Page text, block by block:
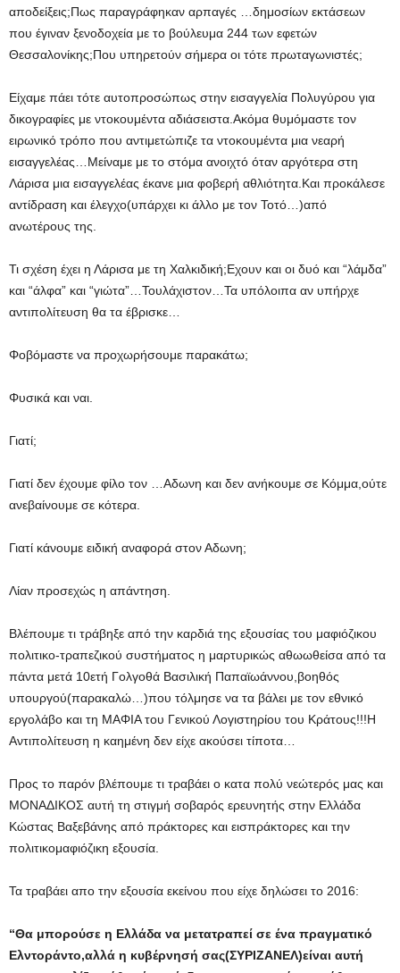
αποδείξεις;Πως παραγράφηκαν αρπαγές …δημοσίων εκτάσεων
που έγιναν ξενοδοχεία με το βούλευμα 244 των εφετών
Θεσσαλονίκης;Που υπηρετούν σήμερα οι τότε πρωταγωνιστές;
Είχαμε πάει τότε αυτοπροσώπως στην εισαγγελία Πολυγύρου για
δικογραφίες με ντοκουμέντα αδιάσειστα.Ακόμα θυμόμαστε τον
ειρωνικό τρόπο που αντιμετώπιζε τα ντοκουμέντα μια νεαρή
εισαγγελέας…Μείναμε με το στόμα ανοιχτό όταν αργότερα στη
Λάρισα μια εισαγγελέας έκανε μια φοβερή αθλιότητα.Και προκάλεσε
αντίδραση και έλεγχο(υπάρχει κι άλλο με τον Τοτό…)από
ανωτέρους της.
Τι σχέση έχει η Λάρισα με τη Χαλκιδική;Εχουν και οι δυό και “λάμδα”
και “άλφα” και “γιώτα”…Τουλάχιστον…Τα υπόλοιπα αν υπήρχε
αντιπολίτευση θα τα έβρισκε…
Φοβόμαστε να προχωρήσουμε παρακάτω;
Φυσικά και ναι.
Γιατί;
Γιατί δεν έχουμε φίλο τον …Αδωνη και δεν ανήκουμε σε Κόμμα,ούτε
ανεβαίνουμε σε κότερα.
Γιατί κάνουμε ειδική αναφορά στον Αδωνη;
Λίαν προσεχώς η απάντηση.
Βλέπουμε τι τράβηξε από την καρδιά της εξουσίας του μαφιόζικου
πολιτικο-τραπεζικού συστήματος η μαρτυρικώς αθωωθείσα από τα
πάντα μετά 10ετή Γολγοθά Βασιλική Παπαϊωάννου,βοηθός
υπουργού(παρακαλώ…)που τόλμησε να τα βάλει με τον εθνικό
εργολάβο και τη ΜΑΦΙΑ του Γενικού Λογιστηρίου του Κράτους!!!Η
Αντιπολίτευση η καημένη δεν είχε ακούσει τίποτα…
Προς το παρόν βλέπουμε τι τραβάει ο κατα πολύ νεώτερός μας και
ΜΟΝΑΔΙΚΟΣ αυτή τη στιγμή σοβαρός ερευνητής στην Ελλάδα
Κώστας Βαξεβάνης από πράκτορες και εισπράκτορες και την
πολιτικομαφιόζικη εξουσία.
Τα τραβάει απο την εξουσία εκείνου που είχε δηλώσει το 2016:
“Θα μπορούσε η Ελλάδα να μετατραπεί σε ένα πραγματικό
Ελντοράντο,αλλά η κυβέρνησή σας(ΣΥΡΙΖΑΝΕΛ)είναι αυτή